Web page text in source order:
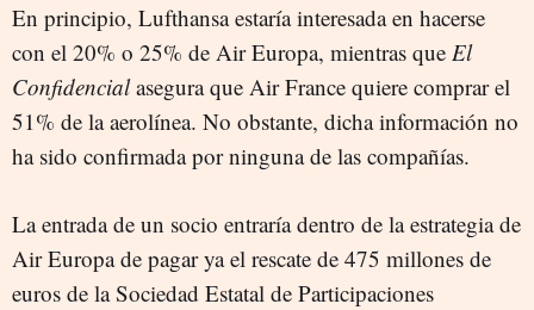
En principio, Lufthansa estaría interesada en hacerse
con el 20% o 25% de Air Europa, mientras que El
Confidencialasegura que Air France quiere comprar el
51% de la aerolínea. No obstante, dicha información no
ha sido confirmada por ninguna de las compañías.
La entrada de un socio entraría dentro de la estrategia de
Air Europa de pagar ya el rescate de 475 millones de
euros de la Sociedad Estatal de Participaciones